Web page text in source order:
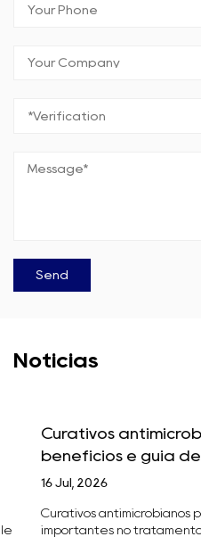
Notícias
Curativos
benefícios e guia de
16 Jul, 2026
Curativos antimicrobianos
importantes no tratamento